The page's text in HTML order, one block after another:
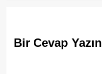
Bir Cevap Yazın